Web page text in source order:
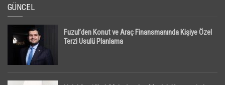
GÜNCEL
Fuzul’den Konut ve Araç Finansmanında Kişiye Özel
Terzi Usulü Planlama